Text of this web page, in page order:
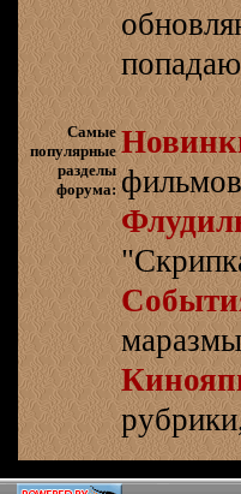
Самые
популярные
разделы
форума: